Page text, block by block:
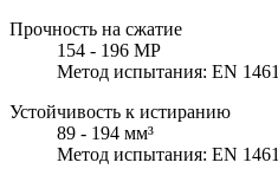
Прочность на сжатие
154 - 196 MP
Метод испытания: EN
Устойчивость к истиранию
89 - 194 мм³
Метод испытания: EN